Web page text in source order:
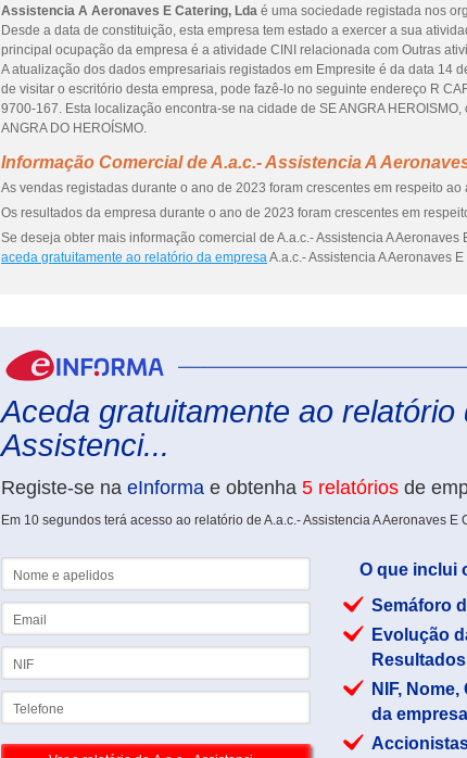
Assistencia A Aeronaves E Catering, Lda é uma sociedade registada nos
Desde a data de constituição, esta empresa tem estado a exercer a sua
principal ocupação da empresa é a atividade CINI relacionada com Outras
A atualização dos dados empresariais registados em Empresite é da data 14
de visitar o escritório desta empresa, pode fazê-lo no seguinte endereço R
9700-167. Esta localização encontra-se na cidade de SE ANGRA HEROISMO,
ANGRA DO HEROÍSMO.
Informação Comercial de A.a.c.- Assistencia A
As vendas registadas durante o ano de 2023 foram crescentes em respeito ao
Os resultados da empresa durante o ano de 2023 foram crescentes em
Se deseja obter mais informação comercial de A.a.c.- Assistencia A Aeronaves
aceda gratuitamente ao relatório da empresaA.a.c.- Assistencia A Aeronaves
Aceda gratuitamente ao relatório
Assistenci...
Registe-se na eInforma e obtenha 5 relatórios de
Em 10 segundos terá acesso ao relatório de A.a.c.- Assistencia A Aeronaves E
O que inclui
Semáforo
Evolução
NIF,
da empresa